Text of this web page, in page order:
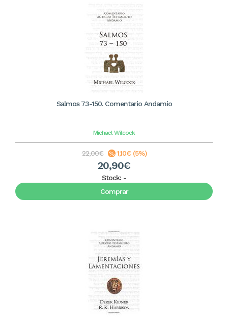
Salmos 73-150. Comentario Andamio
Michael Wilcock
22,00€ 1,10€ (5%)
20,90€
Stock: -
Comprar